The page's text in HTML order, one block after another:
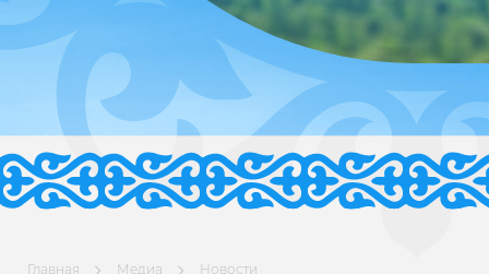
Главная Медиа Новости